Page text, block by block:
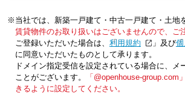
※当社では、新築一戸建て・中古一戸建て・土地
賃貸物件のお取り扱いはございませんので、ご
ご登録いただいた場合は、「利用規約 」及び「
に同意いただいたものとして承ります。
ドメイン指定受信を設定されている場合に、メ
ことがございます。
「@openhouse-group.com
きるように設定してください。